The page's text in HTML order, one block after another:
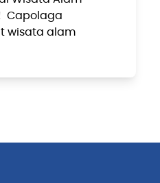
Capolaga
wisata alam